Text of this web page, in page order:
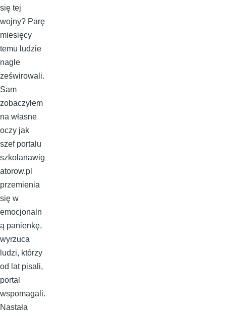
się tej
wojny? Parę
miesięcy
temu ludzie
nagle
ześwirowali.
Sam
zobaczyłem
na własne
oczy jak
szef portalu
szkolanawig
atorow.pl
przemienia
się w
emocjonaln
ą panienkę,
wyrzuca
ludzi, którzy
od lat pisali,
portal
wspomagali.
Nastała